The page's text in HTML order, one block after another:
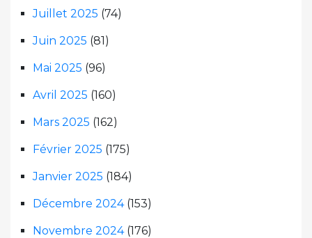
Juillet 2025 (74)
Juin 2025 (81)
Mai 2025 (96)
Avril 2025 (160)
Mars 2025 (162)
Février 2025 (175)
Janvier 2025 (184)
Décembre 2024(153)
Novembre 2024(176)